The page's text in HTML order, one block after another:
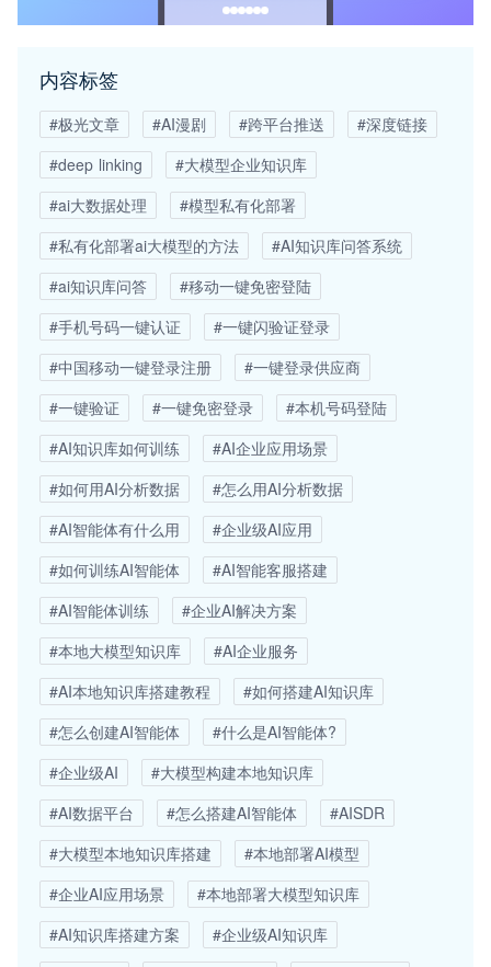
内容标签
#极光文章 #AI漫剧 #跨平台推送
#深度链接
#deep linking
#大模型企业知识库
#ai大数据处理
#模型私有化部署
#私有化部署ai大模型的方法
#AI知识库问答系统
#ai知识库问答
#移动一键免密登陆
#手机号码一键认证
#一键闪验证登录
#中国移动一键登录注册
#一键登录供应商
#一键验证
#一键免密登录
#本机号码登陆
#AI知识库如何训练
#AI企业应用场景
#如何用AI分析数据
#怎么用AI分析数据
#AI智能体有什么用
#企业级AI应用
#如何训练AI智能体
#AI智能客服搭建
#AI智能体训练
#企业AI解决方案
#本地大模型知识库
#AI企业服务
#AI本地知识库搭建教程
#如何搭建AI知识库
#怎么创建AI智能体
#什么是AI智能体?
#企业级AI
#大模型构建本地知识库
#AI数据平台
#怎么搭建AI智能体
#AISDR
#大模型本地知识库搭建
#本地部署AI模型
#企业AI应用场景
#本地部署大模型知识库
#AI知识库搭建方案
#企业级AI知识库